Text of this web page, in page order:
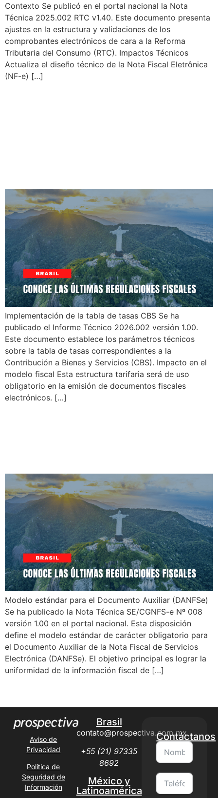
Contexto Se publicó en el portal nacional la Nota
Técnica 2025.002 RTC v1.40. Este documento presenta
ajustes en la estructura y validaciones de los
comprobantes electrónicos de cara a la Reforma
Tributaria del Consumo (RTC). Impactos Técnicos
Actualiza el diseño técnico de la Nota Fiscal Eletrônica
(NF-e) […]
Implementación de la tabla de tasas CBS Se ha
publicado el Informe Técnico 2026.002 versión 1.00.
Este documento establece los parámetros técnicos
sobre la tabla de tasas correspondientes a la
Contribución a Bienes y Servicios (CBS). Impacto en el
modelo fiscal Esta estructura tarifaria será de uso
obligatorio en la emisión de documentos fiscales
electrónicos. […]
Modelo estándar para el Documento Auxiliar (DANFSe)
Se ha publicado la Nota Técnica SE/CGNFS-e Nº 008
versión 1.00 en el portal nacional. Esta disposición
define el modelo estándar de carácter obligatorio para
el Documento Auxiliar de la Nota Fiscal de Servicios
Electrónica (DANFSe). El objetivo principal es lograr la
uniformidad de la información fiscal de […]
Aviso de
Privacidad
Politica de
Seguridad de
Información
Brasil
contato@prospectiva.com.mx
+55 (21) 97335
8692
México y
Latinoamérica
Contáctanos